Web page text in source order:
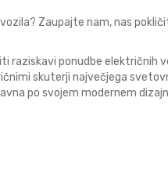
Zaupajte nam, nas
raziskavi ponudbe električnih
skuterji največjega
po svojem modernem